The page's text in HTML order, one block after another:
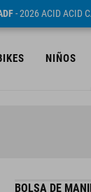
- 2026 ACID ACID
NIÑOS
BOLSA DE